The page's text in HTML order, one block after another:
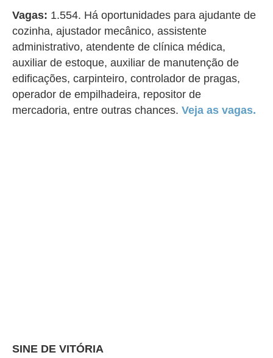
Vagas: 1.554. Há oportunidades para ajudante de
cozinha, ajustador mecânico, assistente
administrativo, atendente de clínica médica,
auxiliar de estoque, auxiliar de manutenção de
edificações, carpinteiro, controlador de pragas,
operador de empilhadeira, repositor de
mercadoria, entre outras chances. Veja as vagas.
SINE DE VITÓRIA